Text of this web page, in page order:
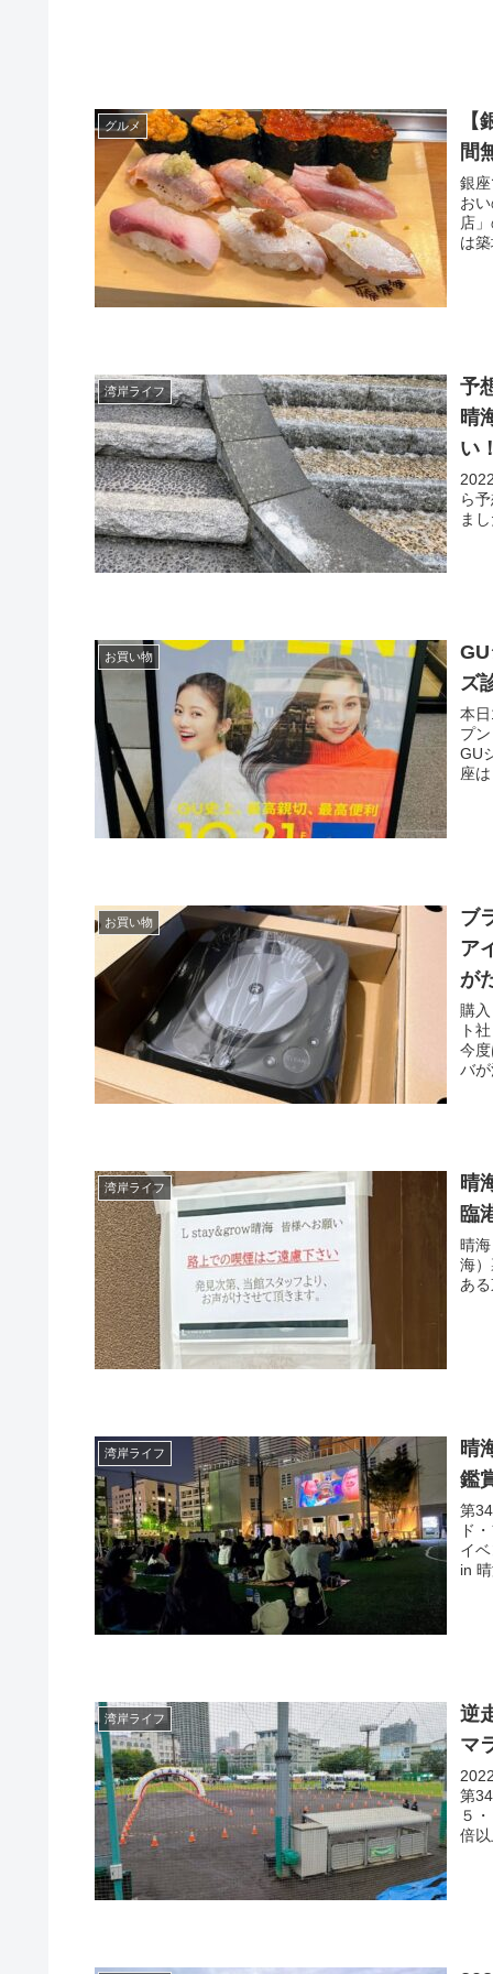
グルメ
間
銀
お
店
は
湾岸ライフ
予
晴
い
ら
ま
お買い物
ズ
本
プ
GU
座
お買い物
ブ
ア
が
購
ト
今
バ
湾岸ライフ
晴
臨
晴
海
あ
湾岸ライフ
晴
鑑
第
ド
イ
in
湾岸ライフ
逆
マ
第
５
倍